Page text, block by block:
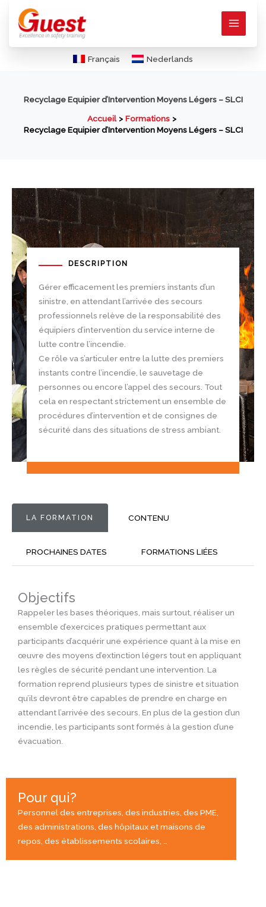
contenu
Français Nederlands
Recyclage Equipier d’Intervention Moyens Légers – SLCI
Accueil
Formations
Recyclage Equipier d’Intervention Moyens Légers – SLCI
DESCRIPTION
Gérer efficacement les premiers instants d’un
sinistre, en attendant l’arrivée des secours
professionnels relève de la responsabilité des
équipiers d’intervention du service interne de
lutte contre l’incendie.
Ce rôle va s’articuler entre la lutte des premiers
instants contre l’incendie, le sauvetage de
personnes ou encore l’appel des secours. Tout
cela en respectant strictement un ensemble de
procédures d’intervention et de consignes de
sécurité dans des situations de stress ambiant.
LA FORMATION CONTENU
PROCHAINES DATES FORMATIONS LIÉES
Objectifs
Rappeler les bases théoriques, mais surtout, réaliser un
ensemble d’exercices pratiques permettant aux
participants d’acquérir une expérience quant à la mise en
œuvre des moyens d’extinction légers tout en appliquant
les règles de sécurité pendant une intervention. La
formation reprend plusieurs types de sinistre et situation
qu’ils devront être capables de prendre en charge en
attendant l’arrivée des secours. En plus de la gestion d’un
incendie, les participants sont formés à la gestion d’une
évacuation.
Pour qui?
Personnel des entreprises, des industries, des PME,
des administrations, des hôpitaux et maisons de
repos, des établissements scolaires, …